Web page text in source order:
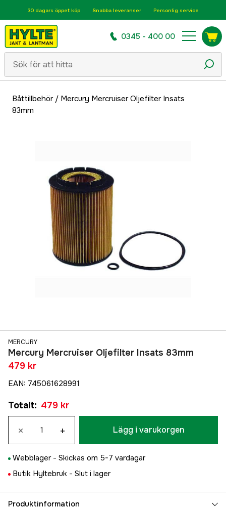
30 dagars öppet köp Snabba leveranser Personlig service
0345 - 400 00
Båttillbehör/ Mercury Mercruiser Oljefilter Insats
83mm
MERCURY
Mercury Mercruiser Oljefilter Insats 83mm
479 kr
EAN: 745061628991
Totalt: 479 kr
× + Lägg i varukorgen
Webblager - Skickas om 5-7 vardagar
Butik Hyltebruk - Slut i lager
Produktinformation